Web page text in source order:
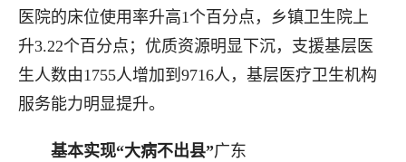
医院的床位使用率升高1个百分点，乡镇卫生院上
升3.22个百分点；优质资源明显下沉，支援基层医
生人数由1755人增加到9716人，基层医疗卫生机构
服务能力明显提升。
基本实现“大病不出县”广东